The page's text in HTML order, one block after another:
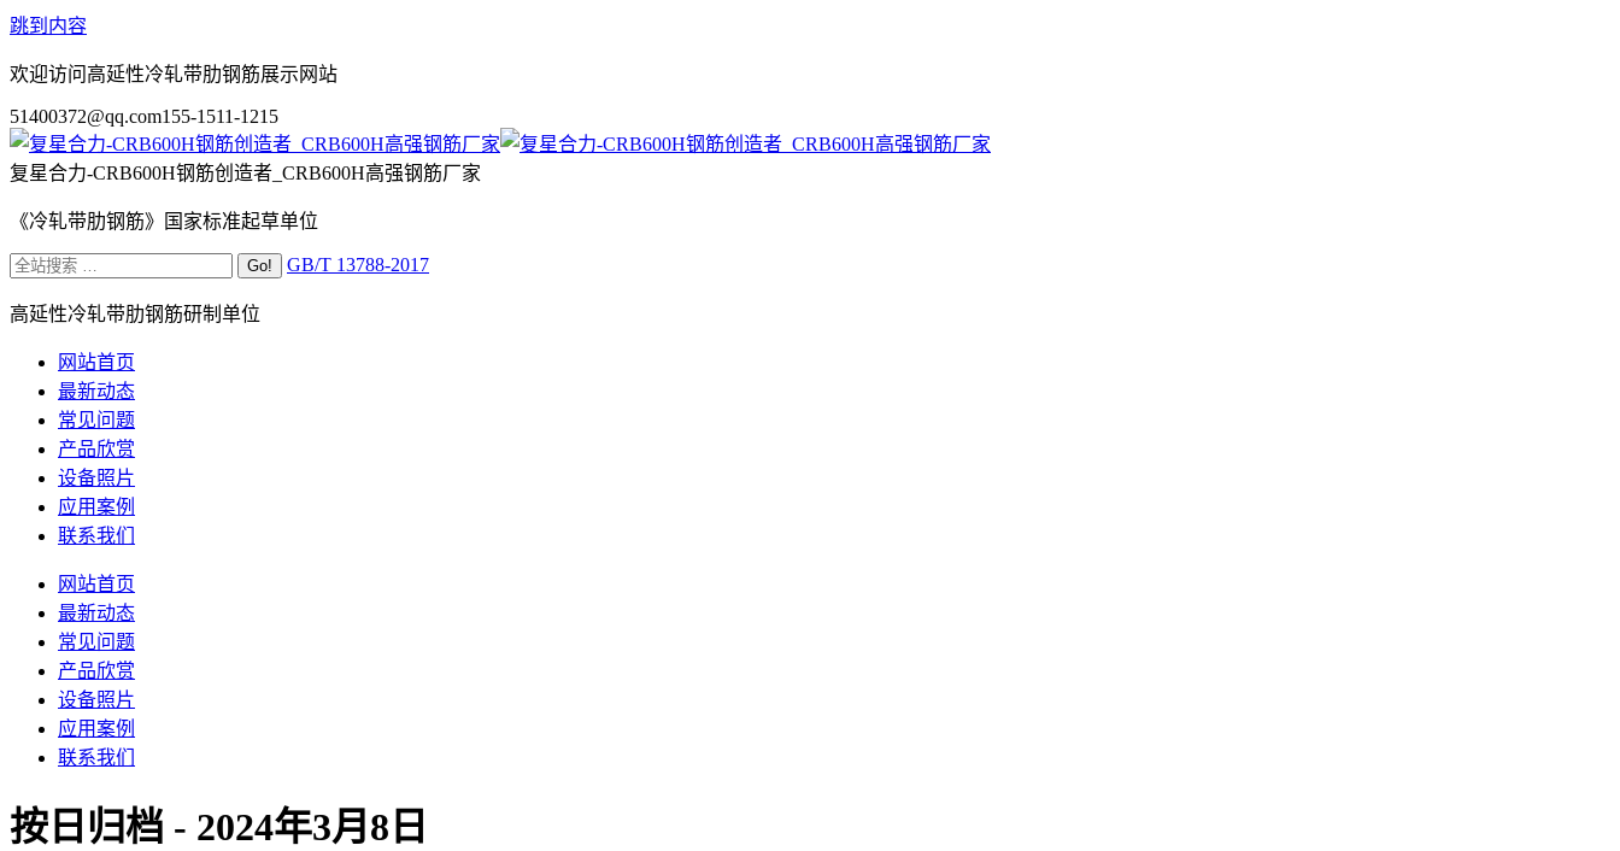
跳到内容
欢迎访问高延性冷轧带肋钢筋展示网站
51400372@qq.com155-1511-1215
复星合力-CRB600H钢筋创造者_CRB600H高强钢筋厂家
《冷轧带肋钢筋》国家标准起草单位
GB/T 13788-2017
高延性冷轧带肋钢筋研制单位
网站首页
最新动态
常见问题
产品欣赏
设备照片
应用案例
联系我们
网站首页
最新动态
常见问题
产品欣赏
设备照片
应用案例
联系我们
按日归档 - 2024年3月8日